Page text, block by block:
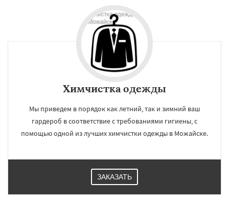
Химчистка одежды
Мы приведем в порядок как летний, так и зимний ваш
гардероб в соответствие с требованиями гигиены, с
помощью одной из лучших химчистки одежды в Можайске.
ЗАКАЗАТЬ